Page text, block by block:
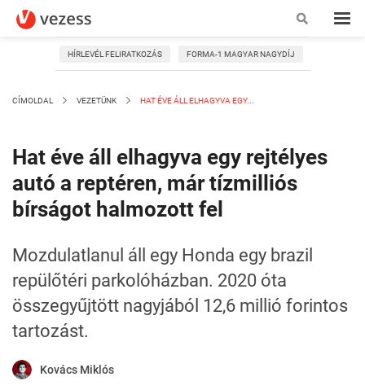
HÍRLEVÉL FELIRATKOZÁS FORMA-1 MAGYAR NAGYDÍJ
CÍMOLDAL VEZETÜNK HAT ÉVE ÁLL ELHAGYVA EGY...
Hat éve áll elhagyva egy rejtélyes
autó a reptéren, már tízmilliós
bírságot halmozott fel
Mozdulatlanul áll egy Honda egy brazil
repülőtéri parkolóházban. 2020 óta
összegyűjtött nagyjából 12,6 millió forintos
tartozást.
Kovács Miklós